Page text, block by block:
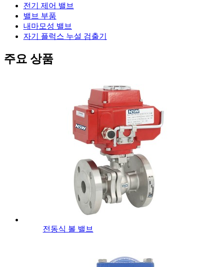
전기 제어 밸브
밸브 부품
내마모성 밸브
자기 플럭스 누설 검출기
주요 상품
전동식 볼 밸브